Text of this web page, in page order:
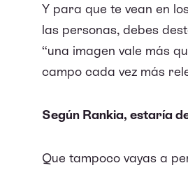
Y para que te vean en
las personas, debes
“una imagen vale más
campo cada vez más
Según Rankia, estaría
Que tampoco vayas a